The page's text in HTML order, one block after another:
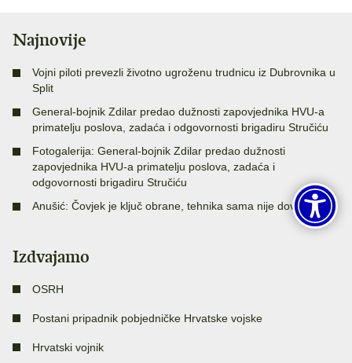
Najnovije
Vojni piloti prevezli životno ugroženu trudnicu iz Dubrovnika u
Split
General-bojnik Zdilar predao dužnosti zapovjednika HVU-a
primatelju poslova, zadaća i odgovornosti brigadiru Stručiću
Fotogalerija: General-bojnik Zdilar predao dužnosti
zapovjednika HVU-a primatelju poslova, zadaća i
odgovornosti brigadiru Stručiću
Anušić: Čovjek je ključ obrane, tehnika sama nije dovoljna
Izdvajamo
OSRH
Postani pripadnik pobjedničke Hrvatske vojske
Hrvatski vojnik